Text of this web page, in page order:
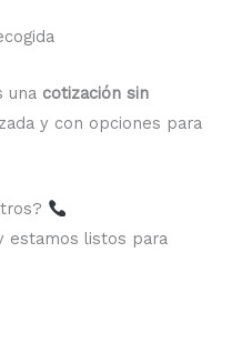
una cotización sin
y con opciones para
estamos listos para